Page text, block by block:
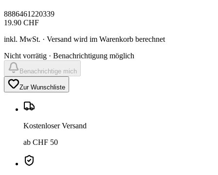
8886461220339
19.90 CHF
inkl. MwSt. · Versand wird im Warenkorb berechnet
Nicht vorrätig · Benachrichtigung möglich
Benachrichtige mich
Zur Wunschliste
Kostenloser Versand
ab CHF 50